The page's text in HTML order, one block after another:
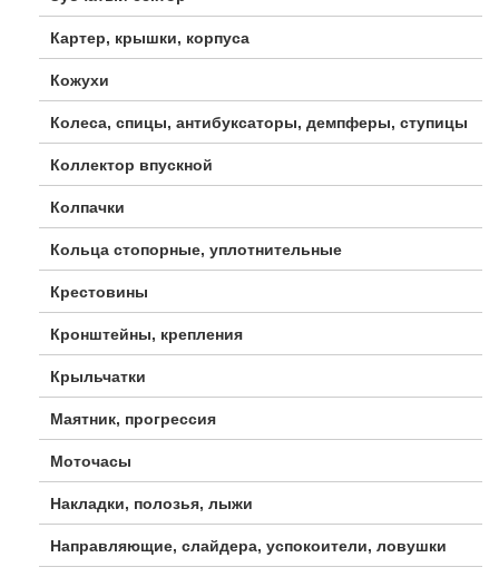
Картер, крышки, корпуса
Кожухи
Колеса, спицы, антибуксаторы, демпферы, ступицы
Коллектор впускной
Колпачки
Кольца стопорные, уплотнительные
Крестовины
Кронштейны, крепления
Крыльчатки
Маятник, прогрессия
Моточасы
Накладки, полозья, лыжи
Направляющие, слайдера, успокоители, ловушки